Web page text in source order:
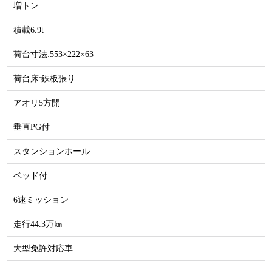
増トン
積載6.9t
荷台寸法:553×222×63
荷台床:鉄板張り
アオリ5方開
垂直PG付
スタンションホール
ベッド付
6速ミッション
走行44.3万㎞
大型免許対応車